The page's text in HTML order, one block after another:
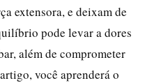
extensora, e deixam de
pode levar a dores
além de comprometer
você aprenderá o